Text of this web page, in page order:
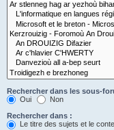
Rechercher dans les sous-
Oui
Non
Rechercher dans :
Le titre des sujets et le